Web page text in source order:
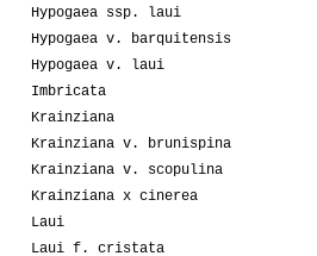
Hypogaea ssp. laui
Hypogaea v. barquitensis
Hypogaea v. laui
Imbricata
Krainziana
Krainziana v. brunispina
Krainziana v. scopulina
Krainziana x cinerea
Laui
Laui f. cristata